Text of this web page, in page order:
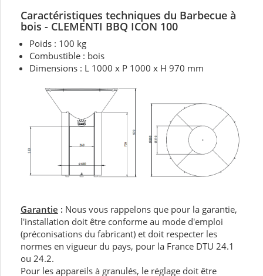
Caractéristiques techniques du Barbecue à
bois - CLEMENTI BBQ ICON 100
Poids : 100 kg
Combustible : bois
Dimensions : L 1000 x P 1000 x H 970 mm
Garantie : Nous vous rappelons que pour la garantie,
l'installation doit être conforme au mode d'emploi
(préconisations du fabricant) et doit respecter les
normes en vigueur du pays, pour la France DTU 24.1
ou 24.2.
Pour les appareils à granulés, le réglage doit être